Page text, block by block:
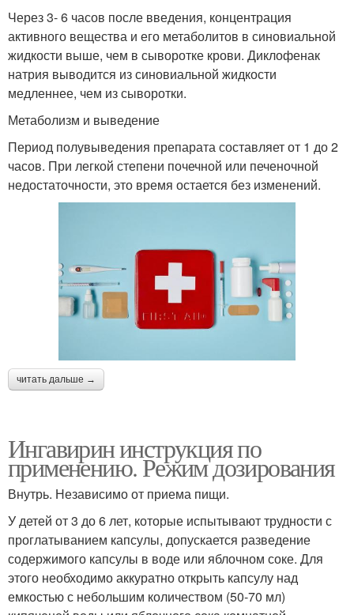
Через 3- 6 часов после введения, концентрация
активного вещества и его метаболитов в синовиальной
жидкости выше, чем в сыворотке крови. Диклофенак
натрия выводится из синовиальной жидкости
медленнее, чем из сыворотки.
Метаболизм и выведение
Период полувыведения препарата составляет от 1 до 2
часов. При легкой степени почечной или печеночной
недостаточности, это время остается без изменений.
читать дальше →
Ингавирин инструкция по
применению. Режим дозирования
Внутрь. Независимо от приема пищи.
У детей от 3 до 6 лет, которые испытывают трудности с
проглатыванием капсулы, допускается разведение
содержимого капсулы в воде или яблочном соке. Для
этого необходимо аккуратно открыть капсулу над
емкостью с небольшим количеством (50-70 мл)